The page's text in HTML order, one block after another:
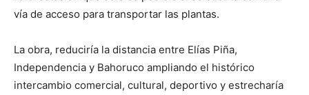
vía de acceso para transportar las plantas.
La obra, reduciría la distancia entre Elías Piña,
Independencia y Bahoruco ampliando el histórico
intercambio comercial, cultural, deportivo y estrecharía